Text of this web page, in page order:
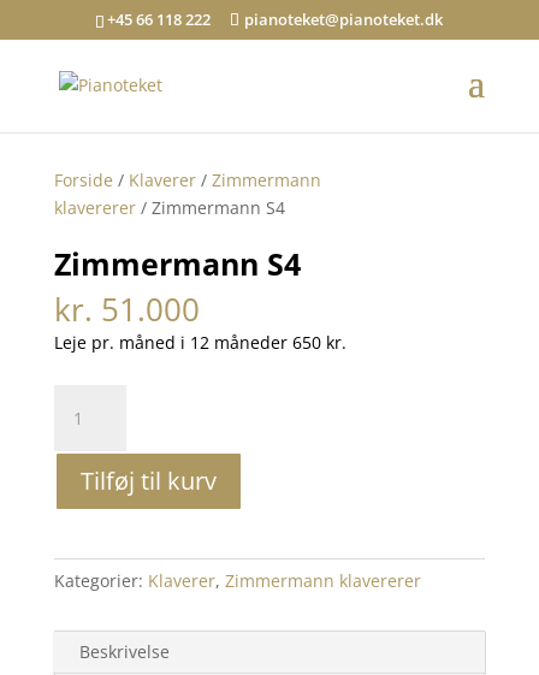
+45 66 118 222 pianoteket@pianoteket.dk
Forside / Klaverer/ Zimmermann
klavererer/ Zimmermann S4
Zimmermann S4
kr. 51.000
Leje pr. måned i 12 måneder 650 kr.
antal
Tilføj til kurv
Kategorier: Klaverer, Zimmermann klavererer
Beskrivelse